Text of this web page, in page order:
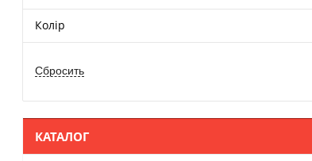
Колір
КАТАЛОГ